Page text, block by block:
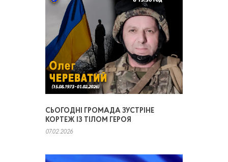
СЬОГОДНІ ГРОМАДА ЗУСТРІНЕ
КОРТЕЖ ІЗ ТІЛОМ ГЕРОЯ
07.02.2026